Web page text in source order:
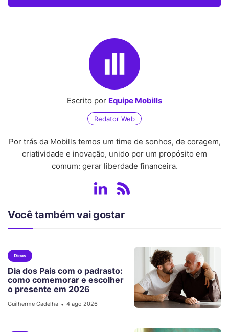
Escrito por Equipe Mobills
Redator Web
Por trás da Mobills temos um time de sonhos, de coragem,
criatividade e inovação, unido por um propósito em
comum: gerar liberdade financeira.
Você também vai gostar
Dicas
Dia dos Pais com o padrasto:
como comemorar e escolher
o presente em 2026
Guilherme Gadelha • 4 ago 2026